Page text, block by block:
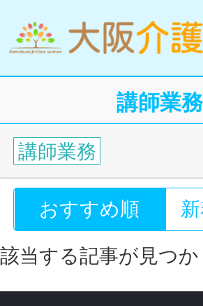
講師業
講師業務
おすすめ順
該当する記事が見つ